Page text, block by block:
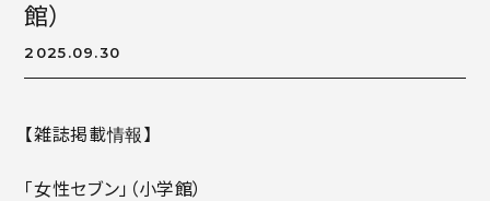
ギャラリー
チケット
デジタル会報誌
Mail From
館）
2025.09.30
【雑誌掲載情報】
「女性セブン」（小学館）